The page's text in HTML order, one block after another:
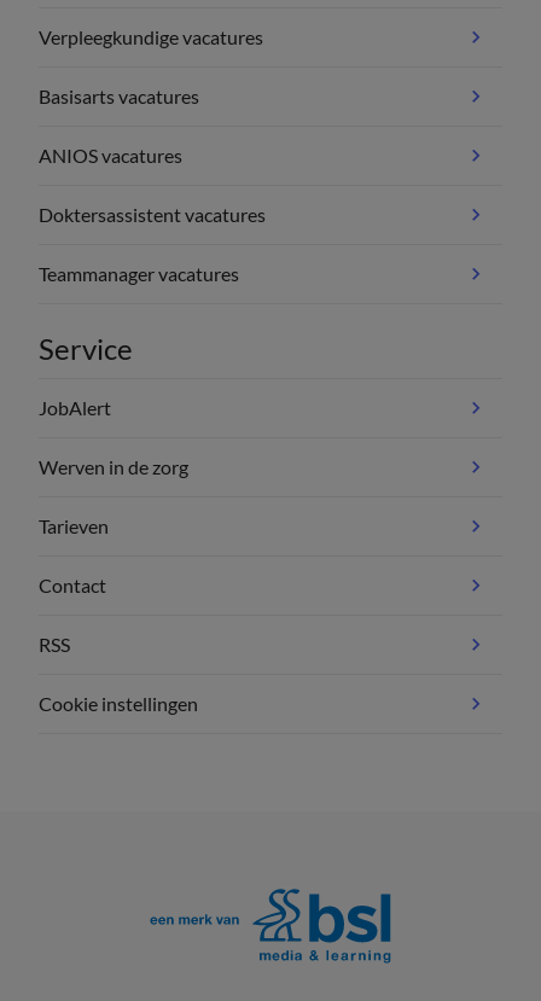
Verpleegkundige vacatures
Basisarts vacatures
ANIOS vacatures
Doktersassistent vacatures
Teammanager vacatures
Service
JobAlert
Werven in de zorg
Tarieven
Contact
RSS
Cookie instellingen